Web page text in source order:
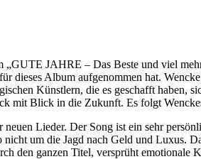
JAHRE – Das Beste und viel
dieses Album aufgenommen hat.
Künstlern, die es geschafft
mit Blick in die Zukunft. Es folgt
Lieder. Der Song ist ein sehr
um die Jagd nach Geld und Luxus.
den ganzen Titel, versprüht emotionale